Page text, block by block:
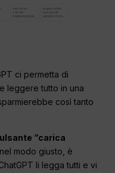
ci permetta di
e leggere tutto in una
così tanto
“carica
modo giusto, è
li legga tutti e vi